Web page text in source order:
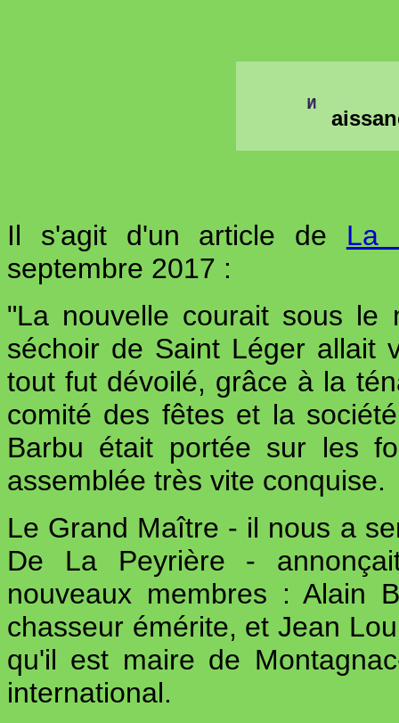
Il s'agit d'un article de La
septembre 2017 :
"La nouvelle courait sous le
séchoir de Saint Léger allait
tout fut dévoilé, grâce à la
comité des fêtes et la
Barbu était portée sur les
assemblée très vite conquise.
Le Grand Maître - il nous a
De La Peyrière -
nouveaux membres : Alain
chasseur émérite, et Jean
qu'il est maire de
international.